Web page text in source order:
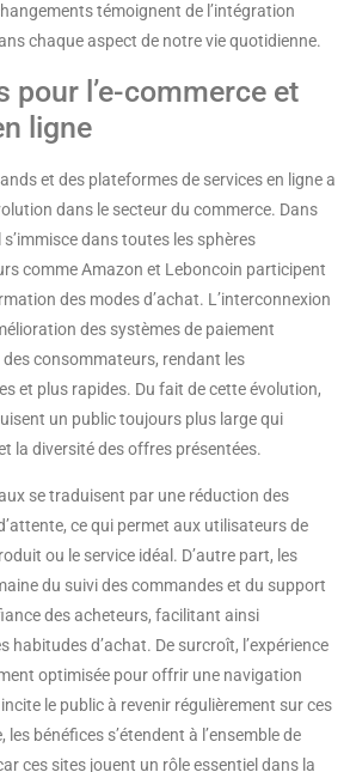
témoignent de l’intégration
chaque aspect de notre vie quotidienne.
pour l’e-commerce et
ligne
et des plateformes de services en ligne a
dans le secteur du commerce. Dans
dans toutes les sphères
comme Amazon et Leboncoin participent
des modes d’achat. L’interconnexion
des systèmes de paiement
consommateurs, rendant les
et plus rapides. Du fait de cette évolution,
un public toujours plus large qui
la diversité des offres présentées.
se traduisent par une réduction des
ce qui permet aux utilisateurs de
ou le service idéal. D’autre part, les
du suivi des commandes et du support
des acheteurs, facilitant ainsi
habitudes d’achat. De surcroît, l’expérience
optimisée pour offrir une navigation
le public à revenir régulièrement sur ces
bénéfices s’étendent à l’ensemble de
ces sites jouent un rôle essentiel dans la